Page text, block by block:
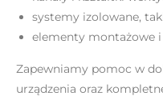
systemy izolowane,
elementy montażowe
Zapewniamy pomoc w
urządzenia oraz